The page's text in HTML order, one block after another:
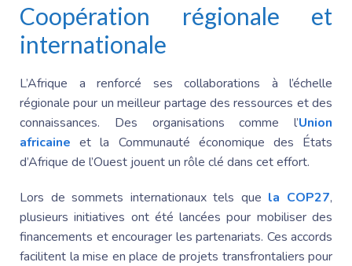
Coopération régionale et
internationale
L’Afrique a renforcé ses collaborations à l’échelle
régionale pour un meilleur partage des ressources et des
connaissances. Des organisations comme l’Union
africaine et la Communauté économique des États
d’Afrique de l’Ouest jouent un rôle clé dans cet effort.
Lors de sommets internationaux tels que la COP27,
plusieurs initiatives ont été lancées pour mobiliser des
financements et encourager les partenariats. Ces accords
facilitent la mise en place de projets transfrontaliers pour